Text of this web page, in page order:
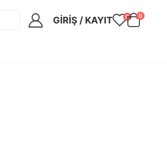
GIRIŞ / KAYIT 0 0